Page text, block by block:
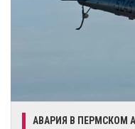
АВАРИЯ В ПЕРМСКОМ